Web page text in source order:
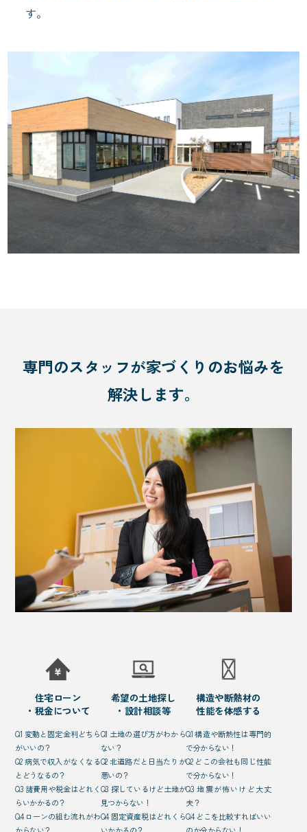
す。
専門のスタッフが家づくりのお悩みを
解決します。
住宅ローン
・税金について
Q1 変動と固定金利どちら
がいいの？
Q2 病気で収入がなくなる
とどうなるの？
Q3 諸費用や税金はどれく
らいかかるの？
Q4 ローンの組む流れがわ
希望の土地探し
・設計相談等
Q1 土地の選び方がわから
ない？
Q2 北道路だと日当たりが
悪いの？
Q3 探しているけど土地が
見つからない！
Q4 固定資産税はどれくら
構造や断熱材の
性能を体感する
Q1 構造や断熱性は専門的
で分からない！
Q2 どこの会社も同じ性能
で分からない！
Q3 地震が怖いけど大丈
夫？
Q4 どこを比較すればいい